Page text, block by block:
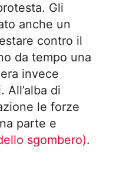
Gli
anche un
contro il
da tempo una
invece
di
le forze
parte e
sgombero).